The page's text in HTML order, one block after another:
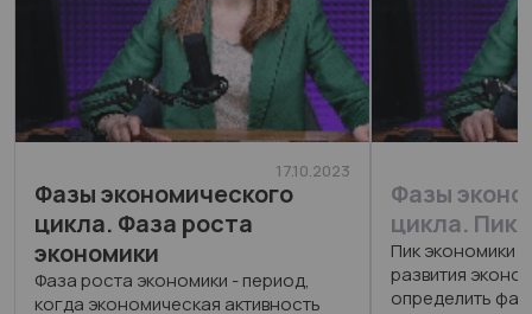
17.10.2023
Фазы экономического
цикла. Фаза роста
экономики
Фаза роста экономики - период,
когда экономическая активность
Фазы
цикла. Пик
Пик экономики
развития
определить